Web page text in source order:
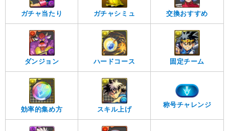
ガチャ当たり ガチャシミュ 交換おすすめ
ダンジョン ハードコース 固定チーム
効率的集め方 スキル上げ
称号チャレンジ